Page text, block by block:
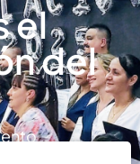
el
del